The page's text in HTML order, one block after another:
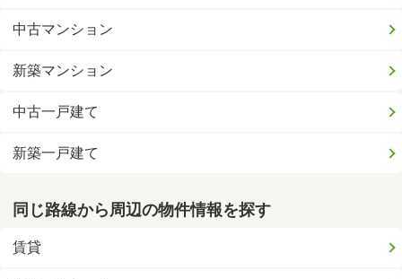
中古マンション
新築マンション
中古一戸建て
新築一戸建て
同じ路線から周辺の物件情報を探す
賃貸